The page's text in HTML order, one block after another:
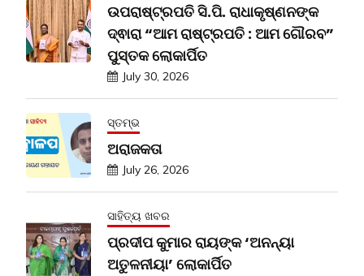
ଉପରାଷ୍ଟ୍ରପତି ସି.ପି. ରାଧାକୃଷ୍ଣନଙ୍କ
ଦ୍ଵାରା “ଆମ ରାଷ୍ଟ୍ରପତି : ଆମ ଗୌରବ”
ପୁସ୍ତକ ଲୋକାର୍ପିତ
July 30, 2026
ସ୍ତମ୍ଭ
ଅରାଜକତା
July 26, 2026
ସାହିତ୍ୟ ଖବର
ପ୍ରଦୀପ କୁମାର ରାୟଙ୍କ ‘ଅନନ୍ୟା
ଅତୁଳନୀୟା’ ଲୋକାର୍ପିତ